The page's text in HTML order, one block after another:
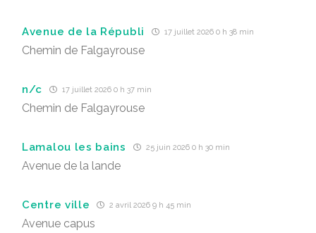
Avenue de la Républi 17 juillet 2026 0 h 38 min
Chemin de Falgayrouse
n/c 17 juillet 2026 0 h 37 min
Chemin de Falgayrouse
Lamalou les bains 25 juin 2026 0 h 30 min
Avenue de la lande
Centre ville 2 avril 2026 9 h 45 min
Avenue capus